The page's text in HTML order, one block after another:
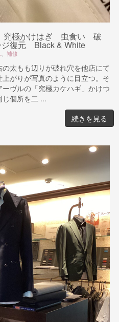
究極かけはぎ 虫食い 破
元 Black & White
補修
太もも辺りが破れ穴を他店にて
がりが写真のように目立つ。そ
ヴルの「究極カケハギ」かけつ
じ個所を二 ...
続きを見る